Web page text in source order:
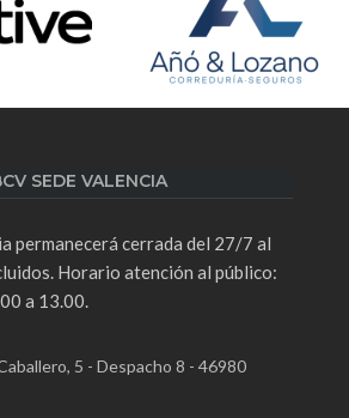
SEDE VALENCIA
permanecerá cerrada del 27/7 al
Horario atención al público:
a 13.00.
5 - Despacho 8 - 46980